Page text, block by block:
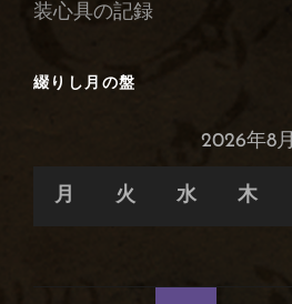
装心具の記録
綴りし月の盤
2026年8月
月 火 水 木